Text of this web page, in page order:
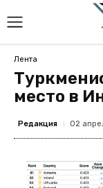
Лента
место в
Редакция 02